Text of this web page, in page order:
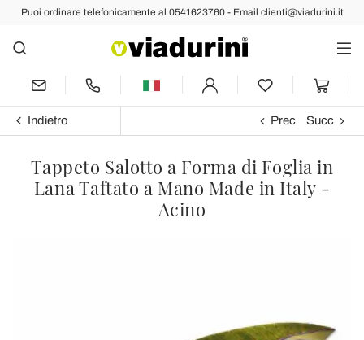
Puoi ordinare telefonicamente al 0541623760 - Email clienti@viadurini.it
Indietro Prec Succ
Tappeto Salotto a Forma di Foglia in
Lana Taftato a Mano Made in Italy -
Acino